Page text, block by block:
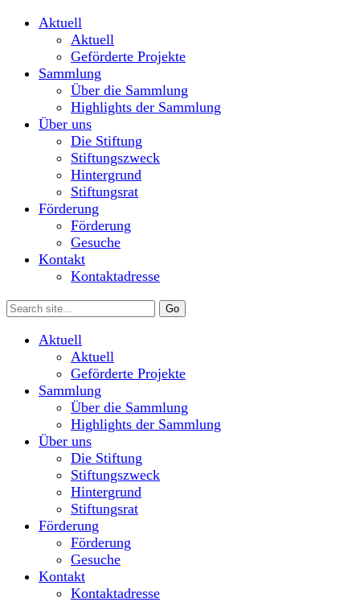
Aktuell
Aktuell
Geförderte Projekte
Sammlung
Über die Sammlung
Highlights der Sammlung
Über uns
Die Stiftung
Stiftungszweck
Hintergrund
Stiftungsrat
Förderung
Förderung
Gesuche
Kontakt
Kontaktadresse
Aktuell
Aktuell
Geförderte Projekte
Sammlung
Über die Sammlung
Highlights der Sammlung
Über uns
Die Stiftung
Stiftungszweck
Hintergrund
Stiftungsrat
Förderung
Förderung
Gesuche
Kontakt
Kontaktadresse